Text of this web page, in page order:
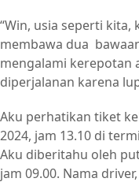
“Win, usia seperti kita,
membawa dua
mengalami kerepotan
diperjalanan karena
Aku perhatikan tiket
2024, jam 13.10 di
Aku diberitahu oleh
jam 09.00. Nama